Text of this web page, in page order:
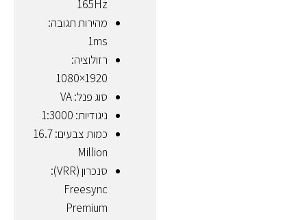
165Hz
מהירות תגובה:
1ms
רזולוציה:
1920×1080
סוג פנל: VA
ניגודיות: 3000‏:1
כמות צבעים: 16.7
Million
סנכרון (VRR):
Freesync
Premium